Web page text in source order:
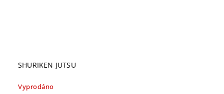
SHURIKEN JUTSU
Vyprodáno